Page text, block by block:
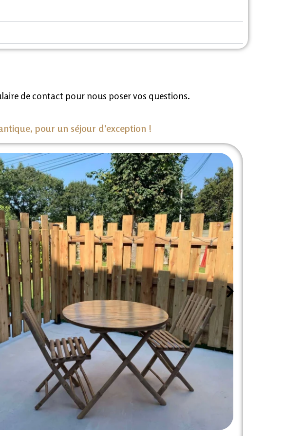
de contact pour nous poser vos questions.
pour un séjour d'exception !